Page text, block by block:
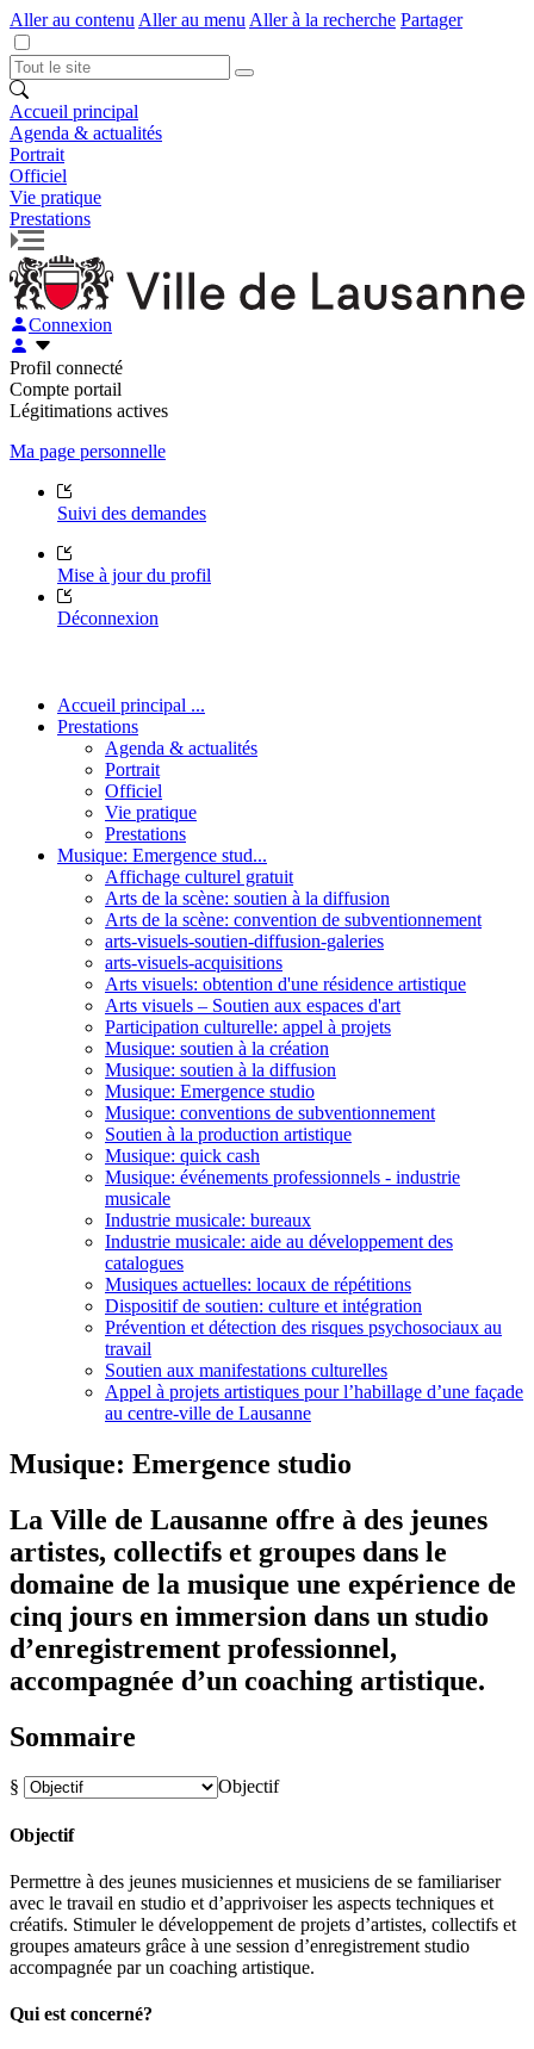
Aller au contenu Aller au menu Aller à la recherche Partager
Accueil principal
Agenda & actualités
Portrait
Officiel
Vie pratique
Prestations
Connexion
Profil connecté
Compte portail
Légitimations actives
Ma page personnelle
Suivi des demandes
Mise à jour du profil
Déconnexion
Accueil principal ...
Prestations
Agenda & actualités
Portrait
Officiel
Vie pratique
Prestations
Musique: Emergence stud...
Affichage culturel gratuit
Arts de la scène: soutien à la diffusion
Arts de la scène: convention de subventionnement
arts-visuels-soutien-diffusion-galeries
arts-visuels-acquisitions
Arts visuels: obtention d'une résidence artistique
Arts visuels – Soutien aux espaces d'art
Participation culturelle: appel à projets
Musique: soutien à la création
Musique: soutien à la diffusion
Musique: Emergence studio
Musique: conventions de subventionnement
Soutien à la production artistique
Musique: quick cash
Musique: événements professionnels - industrie
musicale
Industrie musicale: bureaux
Industrie musicale: aide au développement des
catalogues
Musiques actuelles: locaux de répétitions
Dispositif de soutien: culture et intégration
Prévention et détection des risques psychosociaux au
travail
Soutien aux manifestations culturelles
Appel à projets artistiques pour l’habillage d’une façade
au centre-ville de Lausanne
Musique: Emergence studio
La Ville de Lausanne offre à des jeunes
artistes, collectifs et groupes dans le
domaine de la musique une expérience de
cinq jours en immersion dans un studio
d’enregistrement professionnel,
accompagnée d’un coaching artistique.
Sommaire
§ Objectif
Objectif
Permettre à des jeunes musiciennes et musiciens de se familiariser
avec le travail en studio et d’apprivoiser les aspects techniques et
créatifs. Stimuler le développement de projets d’artistes, collectifs et
groupes amateurs grâce à une session d’enregistrement studio
accompagnée par un coaching artistique.
Qui est concerné?